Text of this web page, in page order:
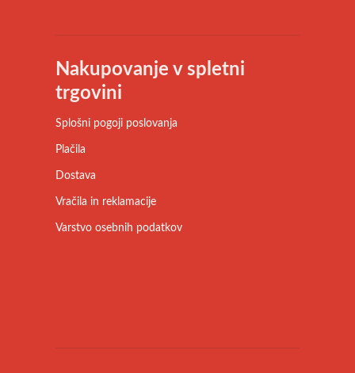
Nakupovanje v spletni
trgovini
Splošni pogoji poslovanja
Plačila
Dostava
Vračila in reklamacije
Varstvo osebnih podatkov